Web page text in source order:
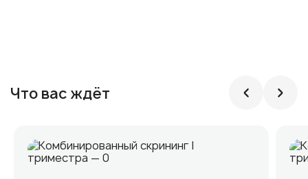
Что вас ждёт